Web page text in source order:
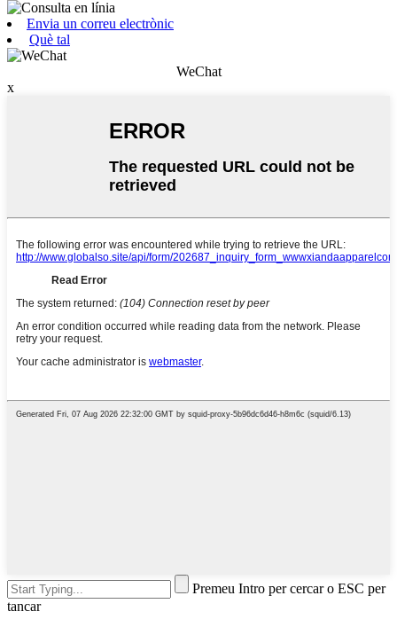
Envia un correu electrònic
Què tal
WeChat
x
Premeu Intro per cercar o ESC per
tancar